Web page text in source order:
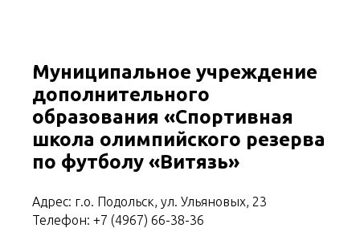
Муниципальное учреждение
дополнительного
образования «Спортивная
школа олимпийского резерва
по футболу «Витязь»
Адрес: г.о. Подольск, ул. Ульяновых, 23
Телефон: +7 (4967) 66-38-36